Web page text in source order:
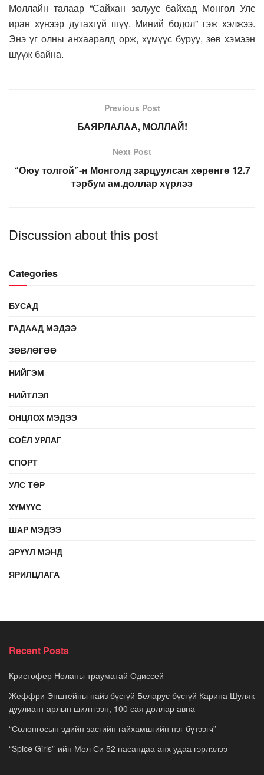
Моллайн талаар “Сайхан залуус байхад Монгол Улс
иран хүнээр дутахгүй шүү. Миний бодол” гэж хэлжээ.
Энэ үг олны анхааралд орж, хүмүүс буруу, зөв хэмээн
шүүж байна.
Previous Post
БАЯРЛАЛАА, МОЛЛАЙ!
Next Post
“Оюу толгой”-н Монголд зарцуулсан хөрөнгө 12.7
тэрбум ам.доллар хүрлээ
Discussion about this post
Categories
БУСАД
ГАДААД МЭДЭЭ
ЗӨВЛӨГӨӨ
НИЙГЭМ
НИЙТЛЭЛ
ОНЦЛОХ МЭДЭЭ
СОЁЛ УРЛАГ
СПОРТ
УЛС ТӨР
ХҮМҮҮС
ШАР МЭДЭЭ
ЭРҮҮЛ МЭНД
ЯРИЛЦЛАГА
Recent Posts
Кристофер Ноланы трауматай Одиссей
Жеффри Эпштейны найз бүсгүй Беларус бүсгүй Карина Шуляк
дуулиант арлын шилтгээн, 100 сая доллар авна
“Солонгосын эдийн засгийн гайхамшгийн нэг бүтээгч”
“Spice Girls”-ийн Мел Си 52 насандаа анх удаа гэрлэлээ